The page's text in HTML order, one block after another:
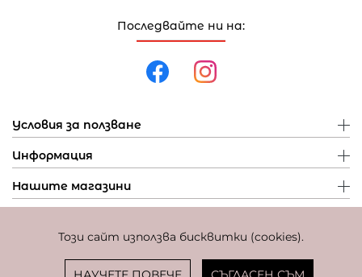
Този сайт използва бисквитки (cookies).
Последвайте ни на:
Условия за ползване
Информация
Нашите магазини
Фиксиран курс за превалутиране: 1 EUR = 1,95583 BGN